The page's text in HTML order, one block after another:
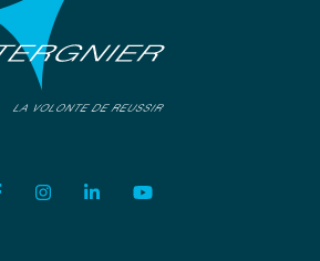
Lien vers le compte Facebook
Lien vers le compte Instagram
Lien vers le compte
Lien vers la chaîne